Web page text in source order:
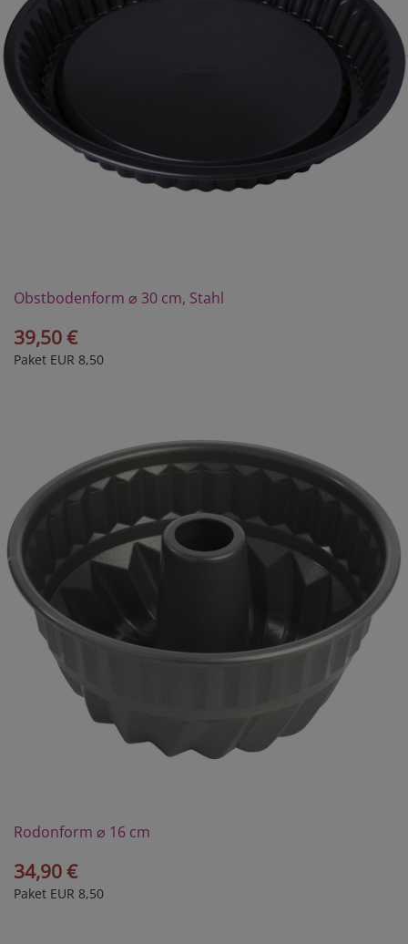
Obstbodenform ⌀ 30 cm, Stahl
39,50 €
Paket EUR 8,50
Rodonform ⌀ 16 cm
34,90 €
Paket EUR 8,50